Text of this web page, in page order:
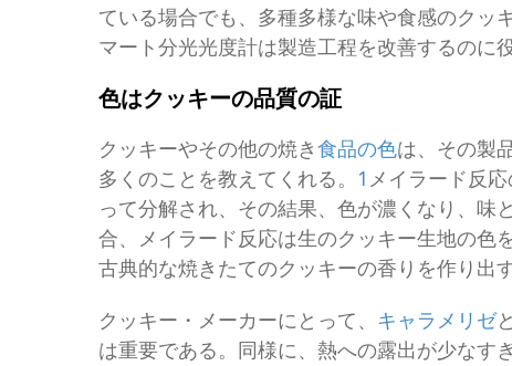
ている場合でも、多種多様な味や食感のクッ
マート分光光度計は製造工程を改善するのに
色はクッキーの品質の証
クッキーやその他の焼き食品の色は、その製
多くのことを教えてくれる。 1 メイラード反
って分解され、その結果、色が濃くなり、味
合、メイラード反応は生のクッキー生地の色
古典的な焼きたてのクッキーの香りを作り出す
クッキー・メーカーにとって、 キャラメリゼ
は重要である。同様に、熱への露出が少なす